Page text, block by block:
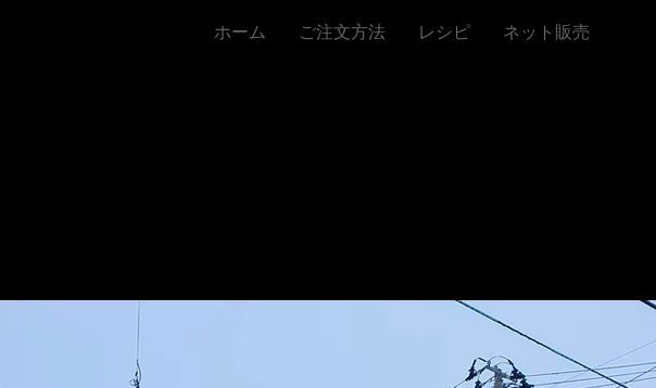
ホーム ご注文方法 レシピ ネット販売